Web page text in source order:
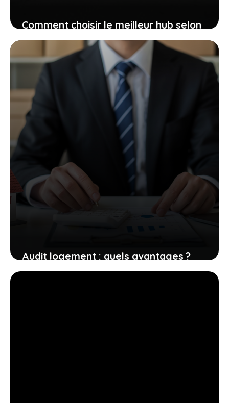
Comment choisir le meilleur hub selon
la taille de mon entreprise ?
14 juin 2026
Audit logement : quels avantages ?
3 juin 2026